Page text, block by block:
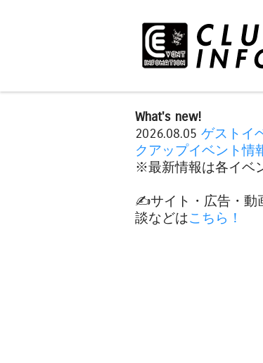
What's new!
2026.08.05 ゲストイ
クアップイベント情
※最新情報は各イベ
✍️サイト・広告・動
談などはこちら！